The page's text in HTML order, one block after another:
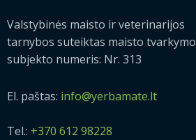
Valstybinės maisto ir veterinarijos
tarnybos suteiktas maisto tvarkymo
subjekto numeris: Nr. 313
El. paštas: info@yerbamate.lt
Tel.: +370 612 98228